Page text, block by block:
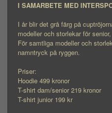
I SAMARBETE MED
I år blir det grå färg på
modeller och storlekar för
För samtliga modeller och
namntryck på ryggen.
Priser:
Hoodie 499 kronor
T-shirt dam/senior 219 kronor
T-shirt junior 199 kr